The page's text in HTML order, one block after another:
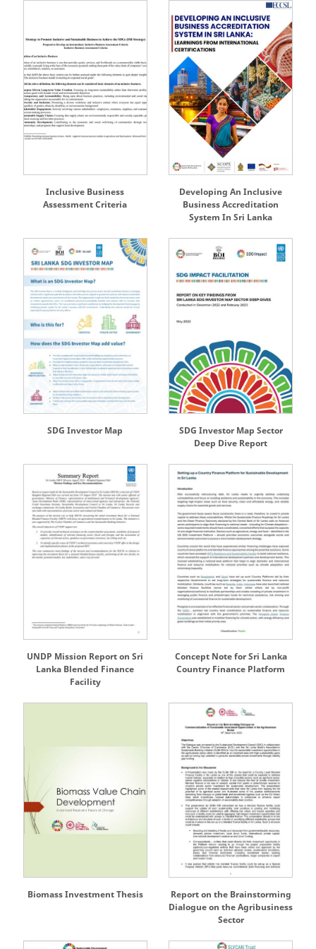
Inclusive Business
Assessment Criteria
Developing An Inclusive
Business Accreditation
System In Sri Lanka
SDG Investor Map
SDG Investor Map Sector
Deep Dive Report
UNDP Mission Report on Sri
Lanka Blended Finance
Facility
Concept Note for Sri Lanka
Country Finance Platform
Biomass Investment Thesis
Report on the Brainstorming
Dialogue on the Agribusiness
Sector